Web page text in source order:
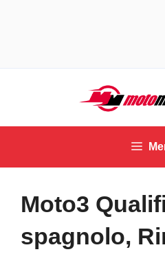
contenuto
Moto3
spagnolo,